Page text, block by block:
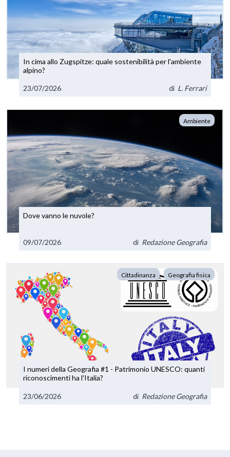
In cima allo Zugspitze: quale sostenibilità per l'ambiente
alpino?
23/07/2026 di L. Ferrari
Ambiente
Dove vanno le nuvole?
09/07/2026 di Redazione Geografia
Cittadinanza Geografia fisica
I numeri della Geografia #1 - Patrimonio UNESCO: quanti
riconoscimenti ha l'Italia?
23/06/2026 di Redazione Geografia